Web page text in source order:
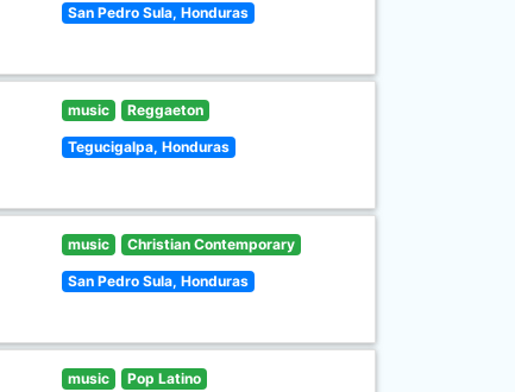
San Pedro Sula, Honduras
music Reggaeton
Tegucigalpa, Honduras
music Christian Contemporary
San Pedro Sula, Honduras
music Pop Latino